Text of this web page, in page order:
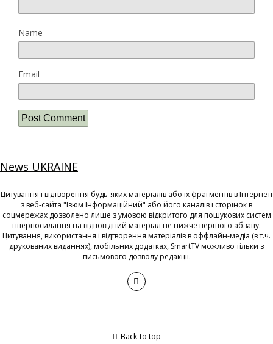
Name
Email
News UKRAINE
Цитування і відтворення будь-яких матеріалів або їх фрагментів в Інтернеті
з веб-сайта "Ізюм Інформаційний" або його каналів і сторінок в
соцмережах дозволено лише з умовою відкритого для пошукових систем
гіперпосилання на відповідний матеріал не нижче першого абзацу.
Цитування, використання і відтворення матеріалів в оффлайн-медіа (в т.ч.
друкованих виданнях), мобільних додатках, SmartTV можливо тільки з
письмового дозволу редакції.
Back to top